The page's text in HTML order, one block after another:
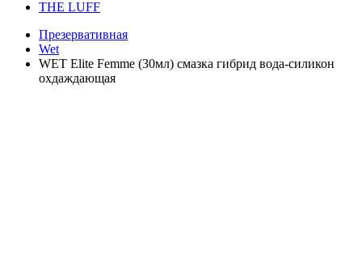
THE LUFF
Презервативная
Wet
WET Elite Femme (30мл) смазка гибрид вода-силикон
охдаждающая